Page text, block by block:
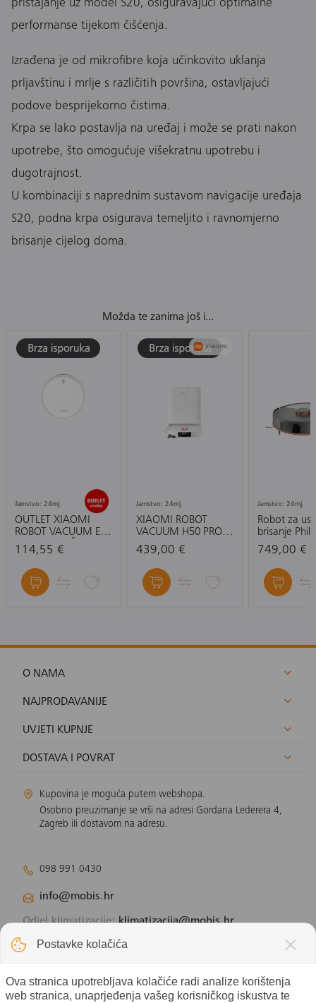
pristajanje uz model S20, osiguravajući optimalne
performanse tijekom čišćenja.
Izrađena je od mikrofibre koja učinkovito uklanja
prljavštinu i mrlje s različitih površina, ostavljajući
podove besprijekorno čistima.
Krpa se lako postavlja na uređaj i može se prati nakon
upotrebe, što omogućuje višekratnu upotrebu i
dugotrajnost.
U kombinaciji s naprednim sustavom navigacije uređaja
S20, podna krpa osigurava temeljito i ravnomjerno
brisanje cijelog doma.
Možda te zanima još i...
Jamstvo: 24mj.
OUTLET XIAOMI
ROBOT VACUUM E10
EU-USISAVAČ
114,55 €
Jamstvo: 24mj.
XIAOMI ROBOT
VACUUM H50 PRO
EU- ROBOTSKI
USISAVAČ
439,00 €
Jamstvo: 24mj.
Robot za
brisanje
XU5000/10
749,00 €
O NAMA
NAJPRODAVANIJE
UVJETI KUPNJE
DOSTAVA I POVRAT
Kupovina je moguća putem webshopa.
Osobno preuzimanje se vrši na adresi Gordana Lederera 4,
Zagreb ili dostavom na adresu.
098 991 0430
info@mobis.hr
Odjel klimatizacije:klimatizacija@mobis.hr
Odjel solarnih panela:
Postavke kolačića
Ova stranica upotrebljava kolačiće radi analize korištenja
web stranica, unaprjeđenja vašeg korisničkog iskustva te